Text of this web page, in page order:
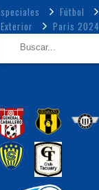
Fútbol
Paris 2024